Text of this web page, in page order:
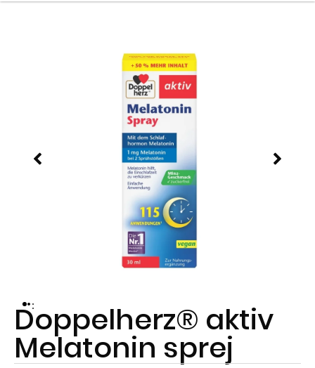
Doppelherz® aktiv
Melatonin sprej